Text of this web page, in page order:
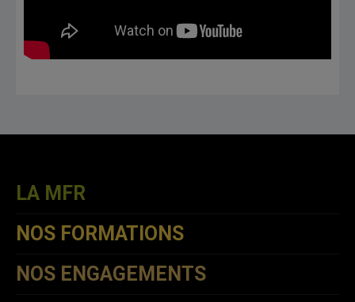
LA MFR
NOS FORMATIONS
NOS ENGAGEMENTS